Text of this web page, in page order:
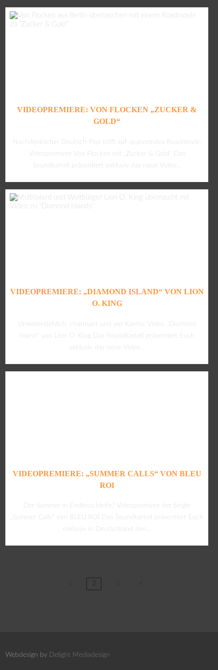
VIDEOPREMIERE: VON FLOCKEN „ZUCKER &
GOLD“
Nachdenklicher Deutsch-Pop trifft auf spannendes Roadmovie:
Videopremiere Von Flocken mit „Zucker & Gold“ Das
Soundkartell präsentiert exklusiv das neue Video...
VIDEOPREMIERE: „DIAMOND ISLAND“ VON LION
O. KING
Unwiderstehlich, charmant und viel Karma: Video „Diamond
Island“ von Lion O. King Das Soundkartell präsentiert Euch
exklusiv das neue Video...
VIDEOPREMIERE: „SUMMER CALLS“ VON BLEU
ROI
Der Sommer in Endlosschleife? Videopremiere der Single
„Summer Calls“ von BLEU ROI Das Soundkartell präsentiert Euch
exklusiv in Deutschland den...
Webdesign by Delight Mediadesign